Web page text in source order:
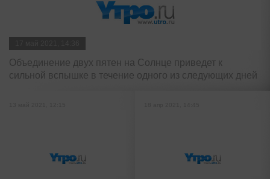
Объединение двух пятен на Солнце приведет к
сильной вспышке в течение одного из следующих дней